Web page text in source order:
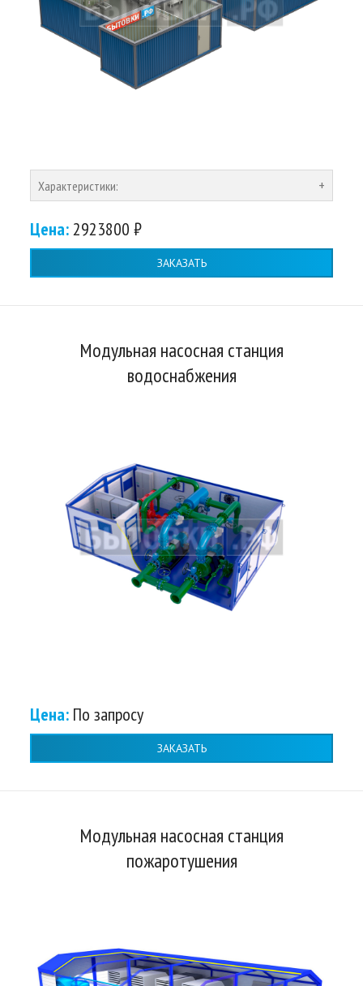
Характеристики:
Цена:2923800 ₽
ЗАКАЗАТЬ
Модульная насосная станция
водоснабжения
Цена: По запросу
ЗАКАЗАТЬ
Модульная насосная станция
пожаротушения